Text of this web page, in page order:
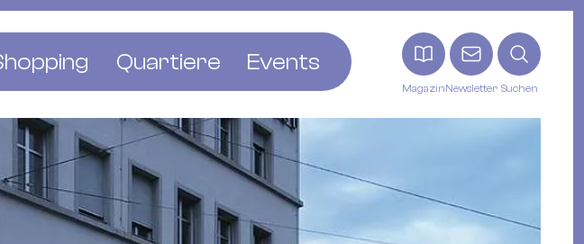
MagazinNewsletter Suchen
Rooms
Konditoreien
& Kleider
Concept Stores
& Leben
Schmuck & Uhren
Quartiere
Altstadt
Bachletten
Gundeldingen
Kleinbasel
Events